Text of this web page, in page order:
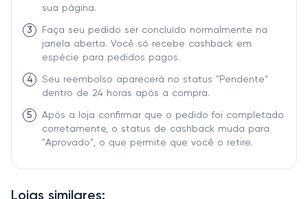
Lojas similares:
sua página.
3
Faça seu pedido ser concluído normalmente na
janela aberta. Você só recebe cashback em
espécie para pedidos pagos.
4
Seu reembolso aparecerá no status "Pendente"
dentro de 24 horas após a compra.
5
Após a loja confirmar que o pedido foi completado
corretamente, o status de cashback muda para
"Aprovado", o que permite que você o retire.